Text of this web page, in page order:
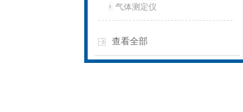
气体测定仪
查看全部